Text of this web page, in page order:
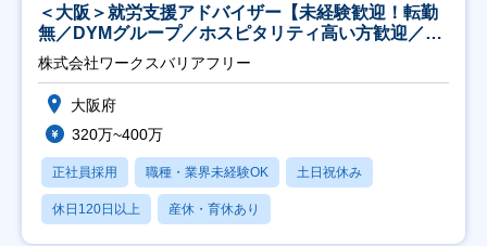
＜大阪＞就労支援アドバイザー【未経験歓迎！転勤
無／DYMグループ／ホスピタリティ高い方歓迎／土
日祝】
株式会社ワークスバリアフリー
大阪府
320万~400万
正社員採用 職種・業界未経験OK 土日祝休み
休日120日以上 産休・育休あり